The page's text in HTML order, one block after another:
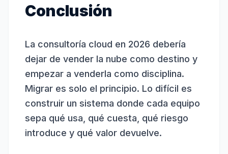
Conclusión
La consultoría cloud en 2026 debería
dejar de vender la nube como destino y
empezar a venderla como disciplina.
Migrar es solo el principio. Lo difícil es
construir un sistema donde cada equipo
sepa qué usa, qué cuesta, qué riesgo
introduce y qué valor devuelve.